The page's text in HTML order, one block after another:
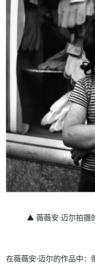
▲ 薇薇安·迈尔拍摄
在薇薇安·迈尔的作品中